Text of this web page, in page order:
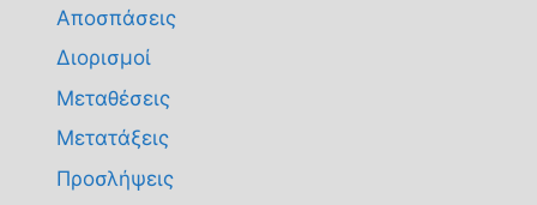
Αποσπάσεις
Διορισμοί
Μεταθέσεις
Μετατάξεις
Προσλήψεις